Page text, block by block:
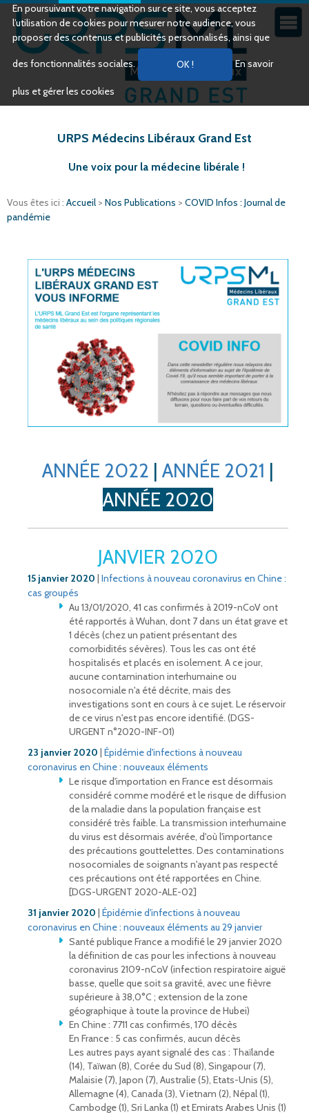
En poursuivant votre navigation sur ce site, vous acceptez
l’utilisation de cookies pour mesurer notre audience, vous
proposer des contenus et publicités personnalisés, ainsi que
des fonctionnalités sociales. En savoir
plus et gérer les cookies
URPS Médecins Libéraux Grand Est
Une voix pour la médecine libérale !
Vous êtes ici : Accueil > Nos Publications > COVID Infos : Journal de
pandémie
ANNÉE 2022 | ANNÉE 2021 |
ANNÉE 2020
JANVIER 2020
15 janvier 2020 | Infections à nouveau coronavirus en Chine :
cas groupés
Au 13/01/2020, 41 cas confirmés à 2019-nCoV ont
été rapportés à Wuhan, dont 7 dans un état grave et
1 décès (chez un patient présentant des
comorbidités sévères). Tous les cas ont été
hospitalisés et placés en isolement. A ce jour,
aucune contamination interhumaine ou
nosocomiale n'a été décrite, mais des
investigations sont en cours à ce sujet. Le réservoir
de ce virus n'est pas encore identifié. (DGS-
URGENT n°2020-INF-01)
23 janvier 2020 | Épidémie d'infections à nouveau
coronavirus en Chine : nouveaux éléments
Le risque d'importation en France est désormais
considéré comme modéré et le risque de diffusion
de la maladie dans la population française est
considéré très faible. La transmission interhumaine
du virus est désormais avérée, d'où l'importance
des précautions gouttelettes. Des contaminations
nosocomiales de soignants n'ayant pas respecté
ces précautions ont été rapportées en Chine.
[DGS-URGENT 2020-ALE-02]
31 janvier 2020 | Épidémie d'infections à nouveau
coronavirus en Chine : nouveaux éléments au 29 janvier
Santé publique France a modifié le 29 janvier 2020
la définition de cas pour les infections à nouveau
coronavirus 2109-nCoV (infection respiratoire aiguë
basse, quelle que soit sa gravité, avec une fièvre
supérieure à 38,0°C ; extension de la zone
géographique à toute la province de Hubei)
En Chine : 7711 cas confirmés, 170 décès
En France : 5 cas confirmés, aucun décès
Les autres pays ayant signalé des cas : Thaïlande
(14), Taïwan (8), Corée du Sud (8), Singapour (7),
Malaisie (7), Japon (7), Australie (5), Etats-Unis (5),
Allemagne (4), Canada (3), Vietnam (2), Népal (1),
Cambodge (1), Sri Lanka (1) et Emirats Arabes Unis (1)